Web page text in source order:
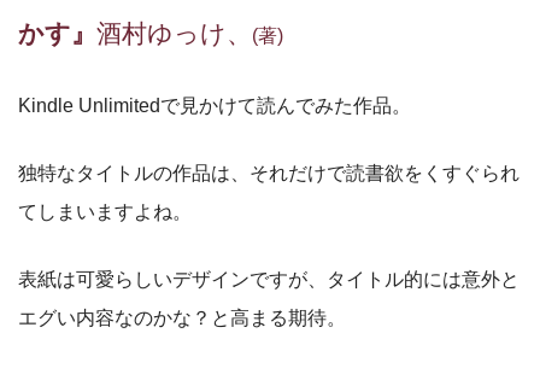
かす』 酒村ゆっけ、 (著)
Kindle Unlimitedで見かけて読んでみた作品。
独特なタイトルの作品は、それだけで読書欲をくすぐられ
てしまいますよね。
表紙は可愛らしいデザインですが、タイトル的には意外と
エグい内容なのかな？と高まる期待。